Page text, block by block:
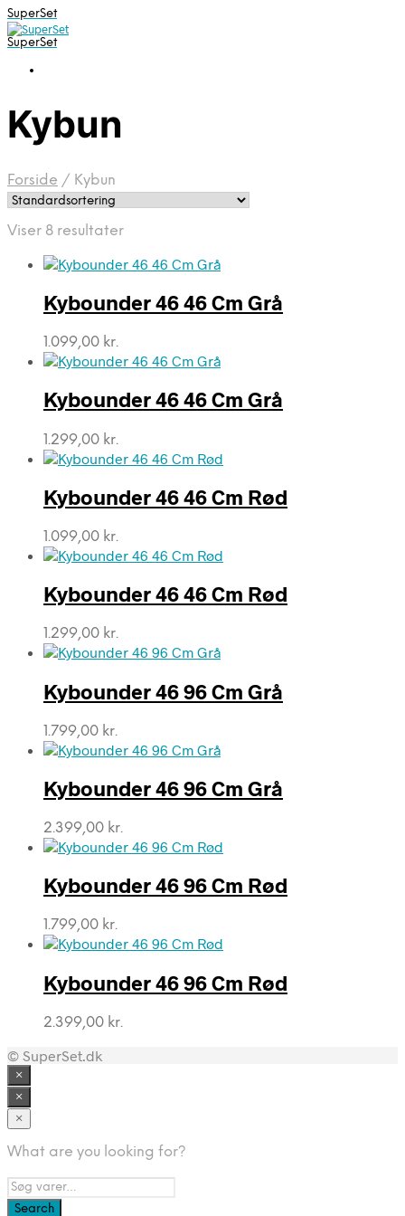
SuperSet
SuperSet
Kybun
Forside / Kybun
Viser 8 resultater
Kybounder 46 46 Cm Grå
1.099,00 kr.
Kybounder 46 46 Cm Grå
1.299,00 kr.
Kybounder 46 46 Cm Rød
1.099,00 kr.
Kybounder 46 46 Cm Rød
1.299,00 kr.
Kybounder 46 96 Cm Grå
1.799,00 kr.
Kybounder 46 96 Cm Grå
2.399,00 kr.
Kybounder 46 96 Cm Rød
1.799,00 kr.
Kybounder 46 96 Cm Rød
2.399,00 kr.
© SuperSet.dk
×
×
×
What are you looking for?